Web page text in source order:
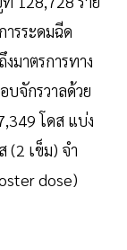
รระดมฉีด
มาตรการทาง
บจักรวาลด้วย
โดส แบ่ง
(2 เข็ม) จํา
dose)